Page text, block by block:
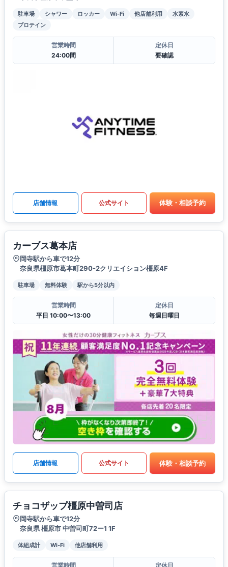
駐車場 シャワー ロッカー Wi-Fi 他店舗利用
水素水
プロテイン
営業時間
24:00間
定休日
要確認
店舗情報 公式サイト 体験・相談予約
カーブス葛本店
岡寺駅から車で12分
奈良県橿原市葛本町290-2クリエイション橿原4F
駐車場 無料体験 駅から5分以内
営業時間
平日 10:00〜13:00
定休日
毎週日曜日
店舗情報 公式サイト 体験・相談予約
チョコザップ橿原中曽司店
岡寺駅から車で12分
奈良県 橿原市 中曽司町72ー1 1F
体組成計 Wi-Fi 他店舗利用
営業時間 定休日